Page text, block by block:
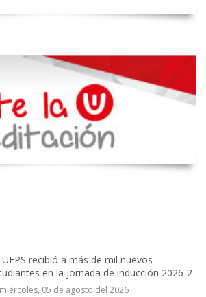
UFPS recibió a más de mil nuevos
en la jornada de inducción 2026-2
miércoles, 05 de agosto del 2026